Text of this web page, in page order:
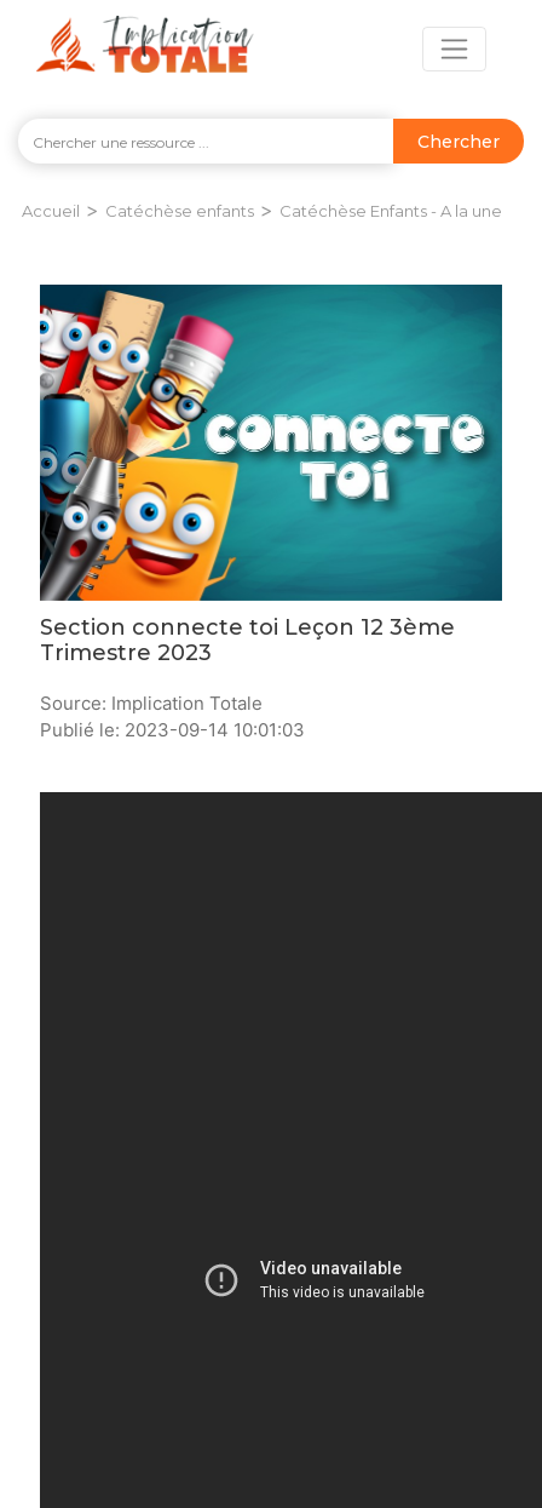
Chercher
Accueil > Catéchèse enfants > Catéchèse Enfants - A la une
Section connecte toi Leçon 12 3ème
Trimestre 2023
Source: Implication Totale
Publié le: 2023-09-14 10:01:03